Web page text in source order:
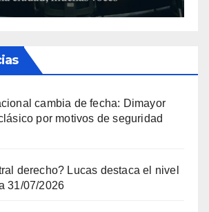
cambia de fecha: Dimayor
por motivos de seguridad
derecho? Lucas destaca el nivel
31/07/2026